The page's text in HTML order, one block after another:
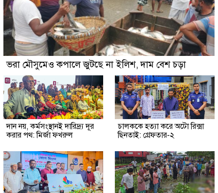
ভরা মৌসুমেও কপালে জুটছে না ইলিশ, দাম বেশ চড়া
দান নয়, কর্মসংস্থানই দারিদ্র্য দূর
করার পথ: মির্জা ফখরুল
চালককে হত্যা করে অটো রিক্সা
ছিনতাই: গ্রেফতার-২